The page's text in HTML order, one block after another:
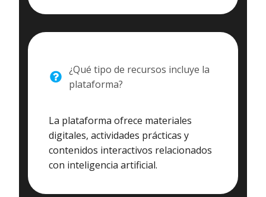
¿Qué tipo de recursos incluye la
plataforma?
La plataforma ofrece materiales
digitales, actividades prácticas y
contenidos interactivos relacionados
con inteligencia artificial.